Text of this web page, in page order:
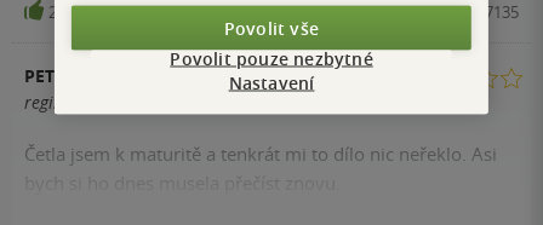
26 Kniha, Poutníkova četba, 2016, 9788090437135
PETRA
registrovaný uživatel
Četla jsem k maturitě a tenkrát mi to dílo nic neřeklo. Asi
Povolit vše
Povolit pouze nezbytné
Nastavení